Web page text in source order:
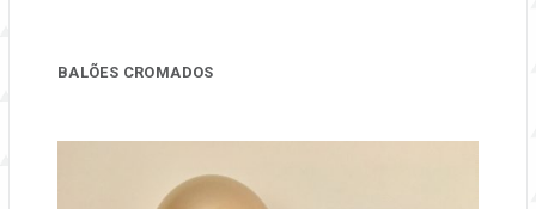
BALÕES CROMADOS